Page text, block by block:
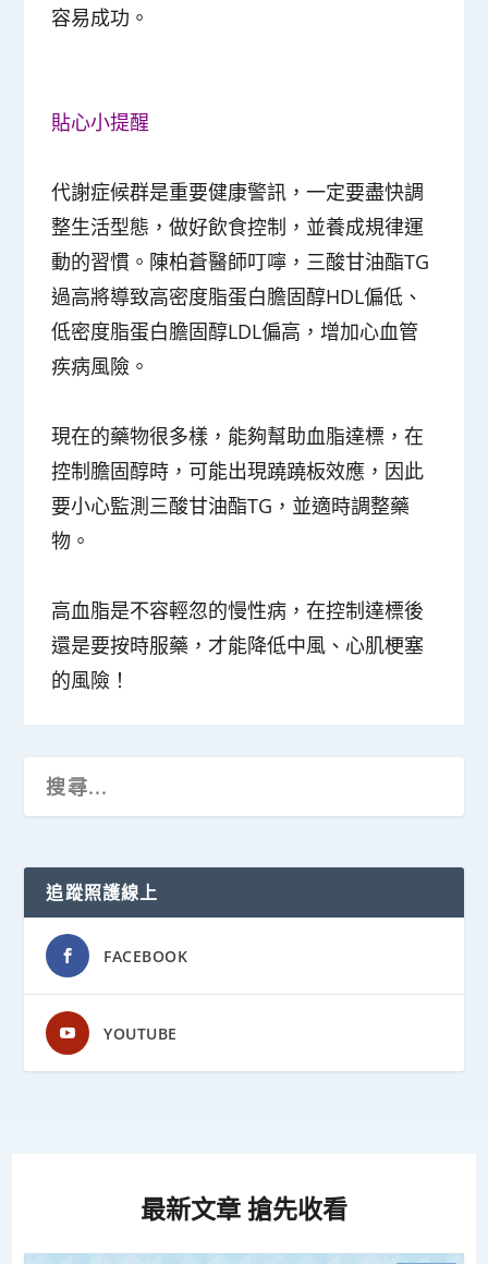
容易成功。
貼心小提醒
代謝症候群是重要健康警訊，一定要盡快調
整生活型態，做好飲食控制，並養成規律運
動的習慣。陳柏蒼醫師叮嚀，三酸甘油酯TG
過高將導致高密度脂蛋白膽固醇HDL偏低、
低密度脂蛋白膽固醇LDL偏高，增加心血管
疾病風險。
現在的藥物很多樣，能夠幫助血脂達標，在
控制膽固醇時，可能出現蹺蹺板效應，因此
要小心監測三酸甘油酯TG，並適時調整藥
物。
高血脂是不容輕忽的慢性病，在控制達標後
還是要按時服藥，才能降低中風、心肌梗塞
的風險！
追蹤照護線上
FACEBOOK
YOUTUBE
最新文章 搶先收看